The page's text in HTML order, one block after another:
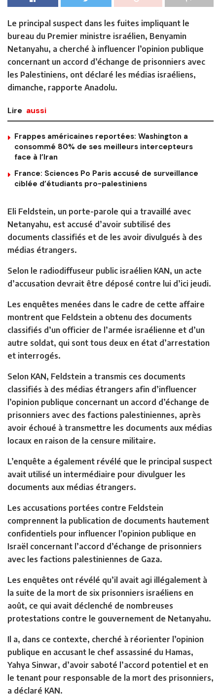
Le principal suspect dans les fuites impliquant le
bureau du Premier ministre israélien, Benyamin
Netanyahu, a cherché à influencer l’opinion publique
concernant un accord d’échange de prisonniers avec
les Palestiniens, ont déclaré les médias israéliens,
dimanche, rapporte Anadolu.
Lire aussi
Frappes américaines reportées: Washington a
consommé 80% de ses meilleurs intercepteurs
face à l’Iran
France: Sciences Po Paris accusé de surveillance
ciblée d’étudiants pro-palestiniens
Eli Feldstein, un porte-parole qui a travaillé avec
Netanyahu, est accusé d’avoir subtilisé des
documents classifiés et de les avoir divulgués à des
médias étrangers.
Selon le radiodiffuseur public israélien KAN, un acte
d’accusation devrait être déposé contre lui d’ici jeudi.
Les enquêtes menées dans le cadre de cette affaire
montrent que Feldstein a obtenu des documents
classifiés d’un officier de l’armée israélienne et d’un
autre soldat, qui sont tous deux en état d’arrestation
et interrogés.
Selon KAN, Feldstein a transmis ces documents
classifiés à des médias étrangers afin d’influencer
l’opinion publique concernant un accord d’échange de
prisonniers avec des factions palestiniennes, après
avoir échoué à transmettre les documents aux médias
locaux en raison de la censure militaire.
L’enquête a également révélé que le principal suspect
avait utilisé un intermédiaire pour divulguer les
documents aux médias étrangers.
Les accusations portées contre Feldstein
comprennent la publication de documents hautement
confidentiels pour influencer l’opinion publique en
Israël concernant l’accord d’échange de prisonniers
avec les factions palestiniennes de Gaza.
Les enquêtes ont révélé qu’il avait agi illégalement à
la suite de la mort de six prisonniers israéliens en
août, ce qui avait déclenché de nombreuses
protestations contre le gouvernement de Netanyahu.
Il a, dans ce contexte, cherché à réorienter l’opinion
publique en accusant le chef assassiné du Hamas,
Yahya Sinwar, d’avoir saboté l’accord potentiel et en
le tenant pour responsable de la mort des prisonniers,
a déclaré KAN.